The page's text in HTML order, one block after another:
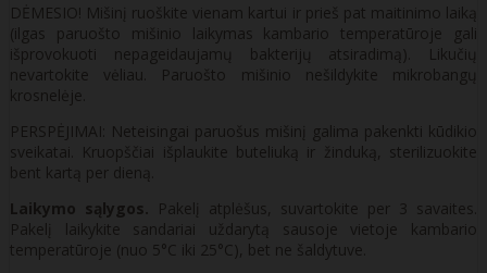
DĖMESIO! Mišinį ruoškite vienam kartui ir prieš pat maitinimo laiką
(ilgas paruošto mišinio laikymas kambario temperatūroje gali
išprovokuoti nepageidaujamų bakterijų atsiradimą). Likučių
nevartokite vėliau. Paruošto mišinio nešildykite mikrobangų
krosnelėje.
PERSPĖJIMAI: Neteisingai paruošus mišinį galima pakenkti kūdikio
sveikatai. Kruopščiai išplaukite buteliuką ir žinduką, sterilizuokite
bent kartą per dieną.
Laikymo sąlygos. Pakelį atplėšus, suvartokite per 3 savaites.
Pakelį laikykite sandariai uždarytą sausoje vietoje kambario
temperatūroje (nuo 5°C iki 25°C), bet ne šaldytuve.